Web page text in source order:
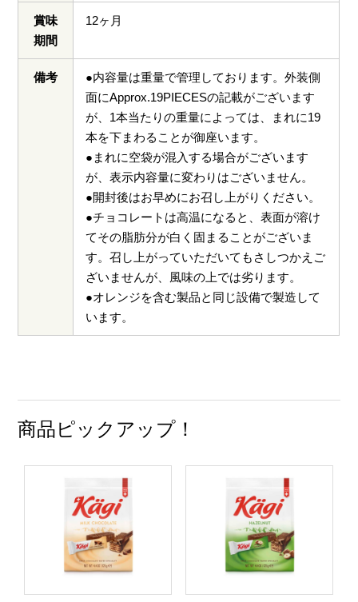
賞味
期間
12ヶ月
備考
●内容量は重量で管理しております。外装側
面にApprox.19PIECESの記載がございます
が、1本当たりの重量によっては、まれに19
本を下まわることが御座います。
●まれに空袋が混入する場合がございます
が、表示内容量に変わりはございません。
●開封後はお早めにお召し上がりください。
●チョコレートは高温になると、表面が溶け
てその脂肪分が白く固まることがございま
す。召し上がっていただいてもさしつかえご
ざいませんが、風味の上では劣ります。
●オレンジを含む製品と同じ設備で製造して
います。
商品ピックアップ！